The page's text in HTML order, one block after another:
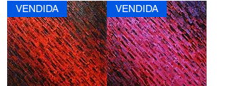
VENDIDA VENDIDA